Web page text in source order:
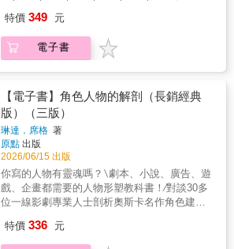
行銷宣傳│上映發行整個劇組必讀的拍片聖經！
【拍電影，不求人】微電影、Vlog、Youtube影
片、紀錄片、劇情片，全教會你60個擺脫菜
可是處處碰壁……」「教科書都太專業了，找
不到簡單易懂的入門教學書。」「從企劃、編
劇、拍攝、剪輯到發行……沒辦法全部自己獨
立完成吧？！」「校慶、社團、政府的徵片比
賽……不想放過這些機會……」【專業好評推
薦】用最容易了解的方式教導學生如何上手，
成為一個全方位的電影新手。──小野│文化部
部長、臺北市影視音實驗教育機構校長如果你
有一個電影夢，先讀完，就離夢想成真更近一
步了。──吳洛纓│金鐘編劇總覺得拍片是很遙
特價 349 元
電子書
【電子書】角色人物的解剖（長銷經典
版）（三版）
琳達．席格 著
原點 出版
2026/06/15 出版
你寫的人物有靈魂嗎？∖劇本、小說、廣告、遊
戲、企畫都需要的人物形塑教科書！∕對談30多
位一線影劇專業人士剖析奧斯卡名作角色建構
授…… 告訴你 如何創造難忘的人物背景故事∣
人物定義∣外貌描寫∣細化人物∣心理情緒∣打造英
特價 336 元